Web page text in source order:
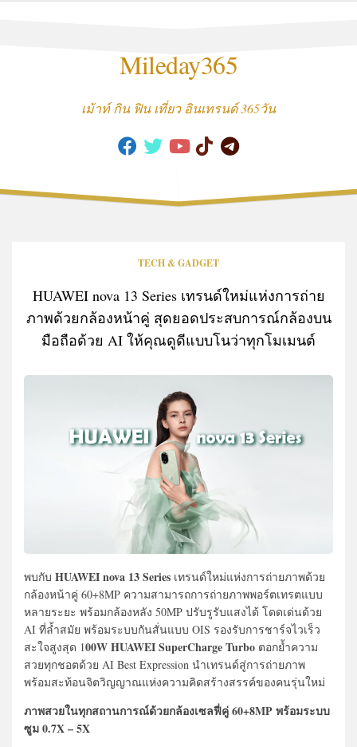
Mileday365
เม้าท์ กิน ฟิน เที่ยว อินเทรนด์ 365วัน
TECH & GADGET
HUAWEI nova 13 Series เทรนด์ใหม่แห่งการถ่าย
ภาพด้วยกล้องหน้าคู่ สุดยอดประสบการณ์กล้องบน
มือถือด้วย AI ให้คุณดูดีแบบโนว่าทุกโมเมนต์
พบกับ HUAWEI nova 13 Series เทรนด์ใหม่แห่งการถ่ายภาพด้วย
กล้องหน้าคู่ 60+8MP ความสามารถการถ่ายภาพพอร์ตเทรตแบบ
หลายระยะ พร้อมกล้องหลัง 50MP ปรับรูรับแสงได้ โดดเด่นด้วย
AI ที่ล้ำสมัย พร้อมระบบกันสั่นแบบ OIS รองรับการชาร์จไวเร็ว
สะใจสูงสุด 100W HUAWEI SuperCharge Turbo ตอกยํ้าความ
สวยทุกชอตด้วย AI Best Expression นำเทรนด์สู่การถ่ายภาพ
พร้อมสะท้อนจิตวิญญาณแห่งความคิดสร้างสรรค์ของคนรุ่นใหม่
ภาพสวยในทุกสถานการณ์ด้วยกล้องเซลฟี่คู่ 60+8MP พร้อมระบบ
ซูม 0.7X – 5X